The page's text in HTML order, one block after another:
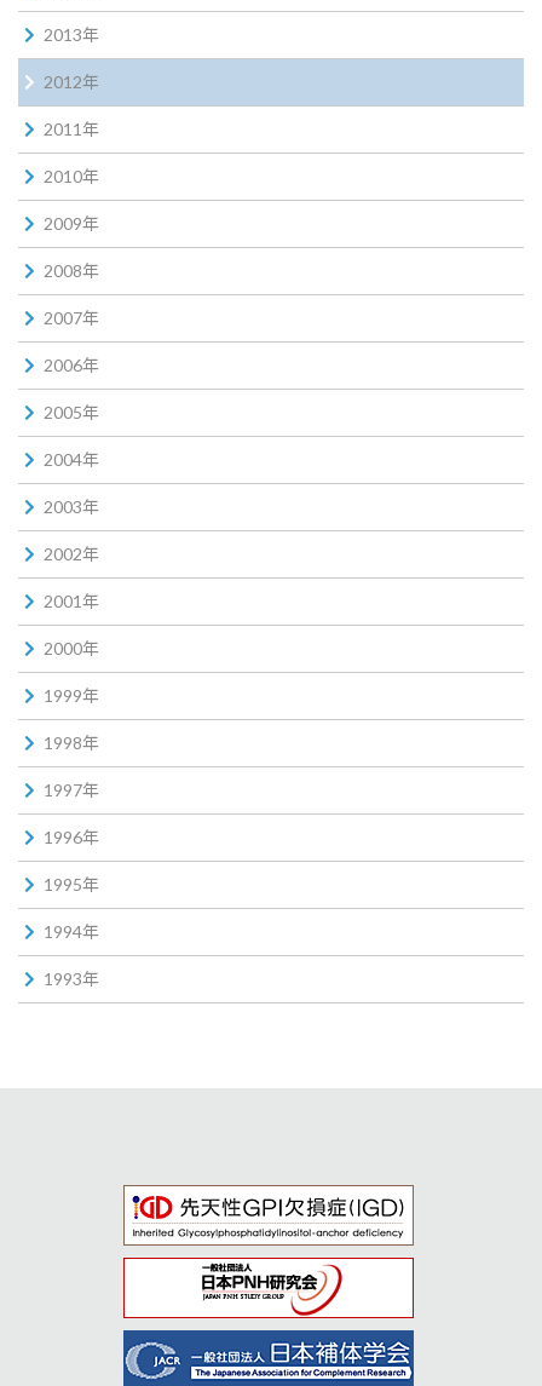
2013年
2012年
2011年
2010年
2009年
2008年
2007年
2006年
2005年
2004年
2003年
2002年
2001年
2000年
1999年
1998年
1997年
1996年
1995年
1994年
1993年